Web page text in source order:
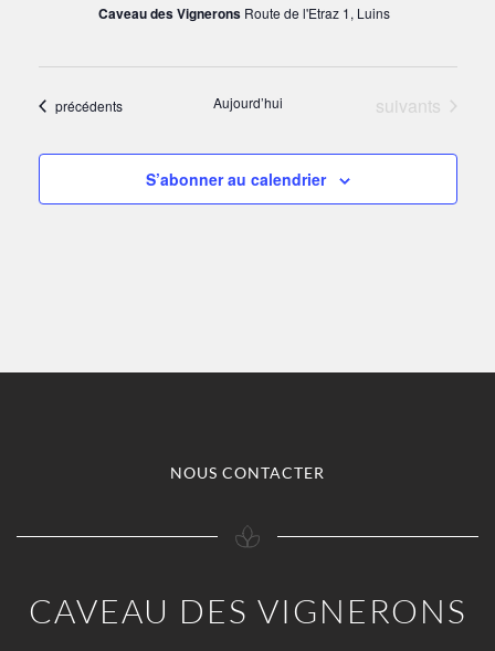
Caveau des Vignerons Route de l'Etraz 1, Luins
Évènements
précédents Aujourd’hui Évènements
suivants
S’abonner au calendrier
NOUS CONTACTER
CAVEAU DES VIGNERONS